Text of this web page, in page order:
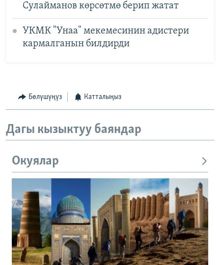
Сулайманов көрсөтмө берип жатат
УКМК "Унаа" мекемесинин адистери
кармалганын билдирди
Бөлүшүңүз Катталыңыз
Дагы кызыктуу баяндар
Окуялар